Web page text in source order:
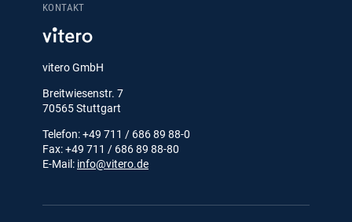
KONTAKT
vitero GmbH
Breitwiesenstr. 7
70565 Stuttgart
Telefon: +49 711 / 686 89 88-0
Fax: +49 711 / 686 89 88-80
E-Mail: info@vitero.de